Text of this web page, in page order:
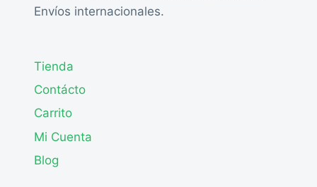
Envíos internacionales.
Tienda
Contácto
Carrito
Mi Cuenta
Blog